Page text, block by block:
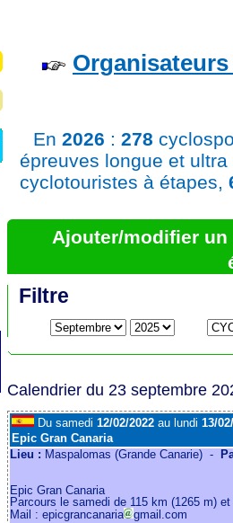
En 2026 : 278
épreuves longue et
cyclotouristes à étapes,
Ajouter/modifier un
Filtre
Calendrier du 23 septembre
Du samedi 12/02/2022au lundi 13/
Epic Gran Canaria
Lieu : Maspalomas (Grande Canarie) -
Epic Gran Canaria
Parcours le samedi de 115 km (1265 m)
Mail : epicgrancanaria
gmail.com